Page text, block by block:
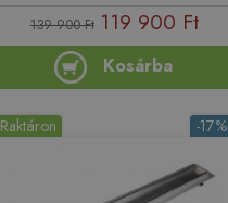
139 900 Ft 119 900 Ft
Kosárba
-17%
Raktáron